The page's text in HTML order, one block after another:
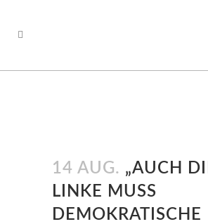
14 AUG. „AUCH
LINKE MUSS
DEMOKRATISCHE